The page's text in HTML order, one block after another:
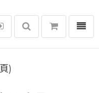
選單
)